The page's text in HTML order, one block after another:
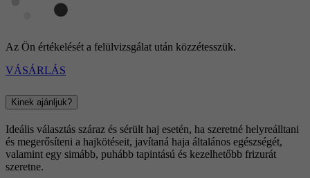
Az Ön értékelését a felülvizsgálat után közzétesszük.
VÁSÁRLÁS
Kinek ajánljuk?
Ideális választás száraz és sérült haj esetén, ha szeretné helyreálltani
és megerősíteni a hajkötéseit, javítaná haja általános egészségét,
valamint egy simább, puhább tapintású és kezelhetőbb frizurát
szeretne.